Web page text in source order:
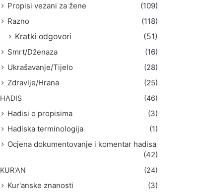
Propisi vezani za žene
(109)
Razno
(118)
Kratki odgovori
(51)
Smrt/Dženaza
(16)
Ukrašavanje/Tijelo
(28)
Zdravlje/Hrana
(25)
HADIS (46)
Hadisi o propisima
(3)
Hadiska terminologija
(1)
Ocjena dokumentovanje i komentar hadisa
(42)
KUR'AN (24)
Kur'anske znanosti
(3)